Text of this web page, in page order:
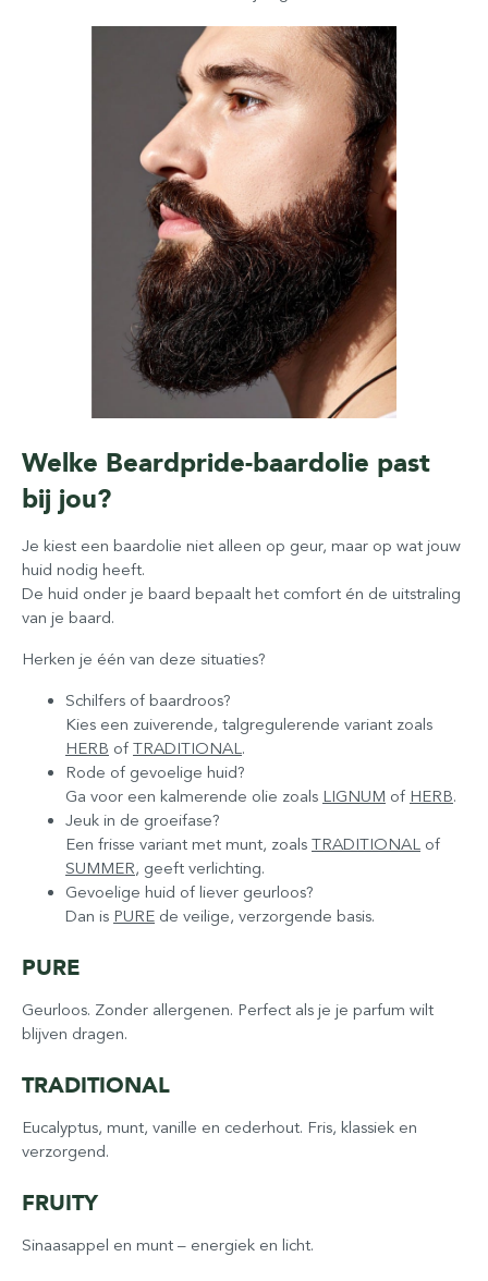
Welke Beardpride-baardolie past
bij jou?
Je kiest een baardolie niet alleen op geur, maar op wat jouw
huid nodig heeft.
De huid onder je baard bepaalt het comfort én de uitstraling
van je baard.
Herken je één van deze situaties?
Schilfers of baardroos?
Kies een zuiverende, talgregulerende variant zoals
HERB of TRADITIONAL.
Rode of gevoelige huid?
Ga voor een kalmerende olie zoals LIGNUM of HERB.
Jeuk in de groeifase?
Een frisse variant met munt, zoals TRADITIONAL of
SUMMER, geeft verlichting.
Gevoelige huid of liever geurloos?
Dan is PURE de veilige, verzorgende basis.
PURE
Geurloos. Zonder allergenen. Perfect als je je parfum wilt
blijven dragen.
TRADITIONAL
Eucalyptus, munt, vanille en cederhout. Fris, klassiek en
verzorgend.
FRUITY
Sinaasappel en munt – energiek en licht.